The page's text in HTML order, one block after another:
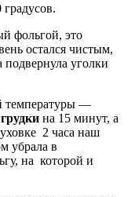
фольгой, это
остался чистым,
уголки
температуры —
на 15 минут, а
2 часа наш
убрала в
на которой и